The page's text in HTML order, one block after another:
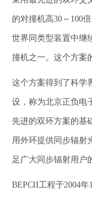
的对撞机高30～100
世界同类型装置中继
撞机之一。这个方案
这个方案得到了科学
设，称为北京正负电
先进的双环方案的基
用外环提供同步辐射
足广大同步辐射用户
BEPCII工程于2004